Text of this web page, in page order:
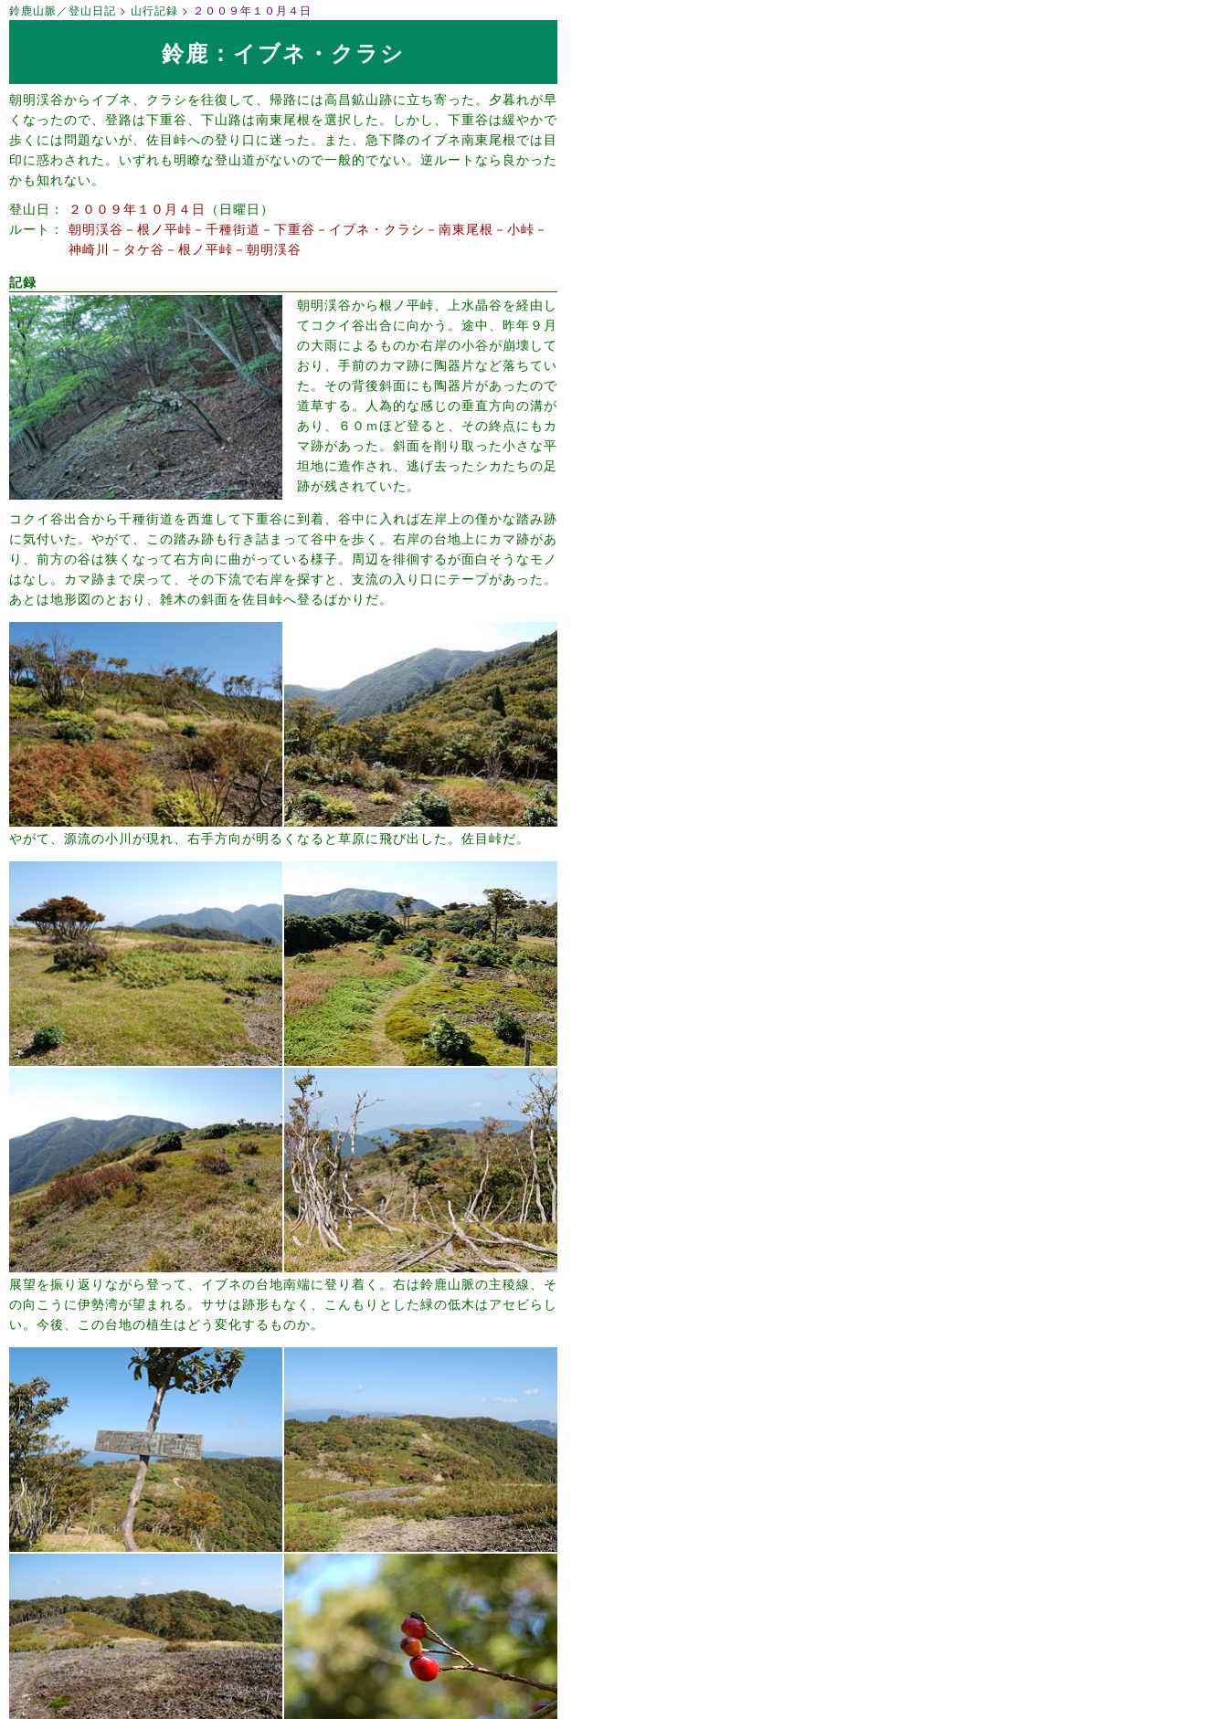
鈴鹿山脈／登山日記 山行記録 ２００９年１０月４日
鈴鹿：イブネ・クラシ
朝明渓谷からイブネ、クラシを往復して、帰路には高昌鉱山跡に立ち寄った。夕暮れが早
くなったので、登路は下重谷、下山路は南東尾根を選択した。しかし、下重谷は緩やかで
歩くには問題ないが、佐目峠への登り口に迷った。また、急下降のイブネ南東尾根では目
印に惑わされた。いずれも明瞭な登山道がないので一般的でない。逆ルートなら良かった
かも知れない。
登山日
２００９年１０月４日
日曜日
ルート
朝明渓谷－根ノ平峠－千種街道－下重谷－イブネ・クラシ－南東尾根－小峠－
神崎川－タケ谷－根ノ平峠－朝明渓谷
記録
朝明渓谷から根ノ平峠、上水晶谷を経由し
てコクイ谷出合に向かう。途中、昨年９月
の大雨によるものか右岸の小谷が崩壊して
おり、手前のカマ跡に陶器片など落ちてい
た。その背後斜面にも陶器片があったので
道草する。人為的な感じの垂直方向の溝が
あり、６０ｍほど登ると、その終点にもカ
マ跡があった。斜面を削り取った小さな平
坦地に造作され、逃げ去ったシカたちの足
跡が残されていた。
コクイ谷出合から千種街道を西進して下重谷に到着、谷中に入れば左岸上の僅かな踏み跡
に気付いた。やがて、この踏み跡も行き詰まって谷中を歩く。右岸の台地上にカマ跡があ
り、前方の谷は狭くなって右方向に曲がっている様子。周辺を徘徊するが面白そうなモノ
はなし。カマ跡まで戻って、その下流で右岸を探すと、支流の入り口にテープがあった。
あとは地形図のとおり、雑木の斜面を佐目峠へ登るばかりだ。
やがて、源流の小川が現れ、右手方向が明るくなると草原に飛び出した。佐目峠だ。
展望を振り返りながら登って、イブネの台地南端に登り着く。右は鈴鹿山脈の主稜線、そ
の向こうに伊勢湾が望まれる。ササは跡形もなく、こんもりとした緑の低木はアセビらし
い。今後、この台地の植生はどう変化するものか。